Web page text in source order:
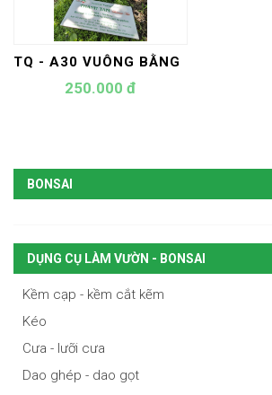
TQ - A30 VUÔNG BẰNG
250.000 đ
BONSAI
DỤNG CỤ LÀM VƯỜN - BONSAI
Kềm cạp - kềm cắt kẽm
Kéo
Cưa - lưỡi cưa
Dao ghép - dao gọt